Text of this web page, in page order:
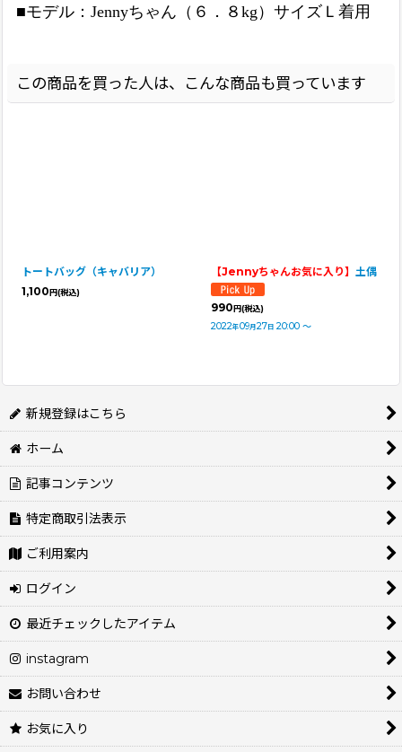
■モデル：Jennyちゃん（６．８kg）サイズＬ着用
この商品を買った人は、こんな商品も買っています
トートバッグ（キャバリア）
1,100円(税込)
【Jennyちゃんお気に入り】 土偶
990円(税込)
2022年09月27日 20:00 ～
新規登録はこちら
ホーム
記事コンテンツ
特定商取引法表示
ご利用案内
ログイン
最近チェックしたアイテム
instagram
お問い合わせ
お気に入り